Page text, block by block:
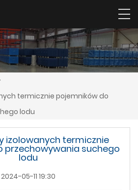
termicznie pojemników do
lodu
izolowanych termicznie
przechowywania suchego
lodu
2024-05-11 19:30